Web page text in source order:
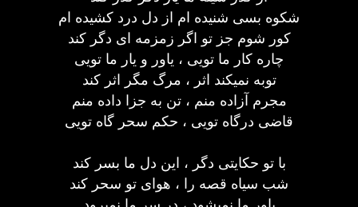
شکوه بسی شنیده ام از دل درد کشیده ام
کور شوم جز تو اگر زمزمه ای دگر کند
چاره کار ما تویی ،‌ یاور و یار ما تویی
توبه نمیکند اثر ، مرگ مگر اثر کند
مجرم آزاده منم ، تن به جزا داده منم
قاضی درگاه تویی ، حکم سحر گاه تویی
با تو حکایتی دگر ، این دل ما بسر کند
شب سیاه قصه را ، هوای تو سحر کند